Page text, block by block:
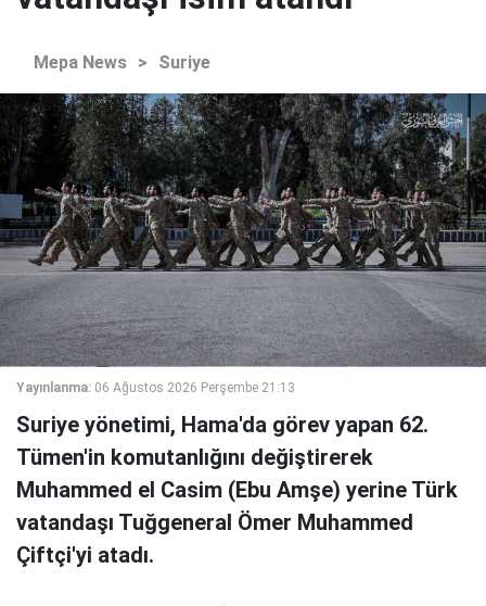
Mepa News > Suriye
Yayınlanma: 06 Ağustos 2026 Perşembe 21:13
Suriye yönetimi, Hama'da görev yapan 62.
Tümen'in komutanlığını değiştirerek
Muhammed el Casim (Ebu Amşe) yerine Türk
vatandaşı Tuğgeneral Ömer Muhammed
Çiftçi'yi atadı.